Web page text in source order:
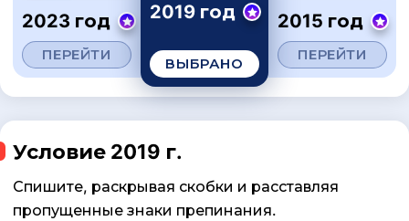
2023 год
ПЕРЕЙТИ
2019 год
ВЫБРАНО
2015 год
ПЕРЕЙТИ
Условие 2019 г.
Спишите, раскрывая скобки и расставляя
пропущенные знаки препинания.